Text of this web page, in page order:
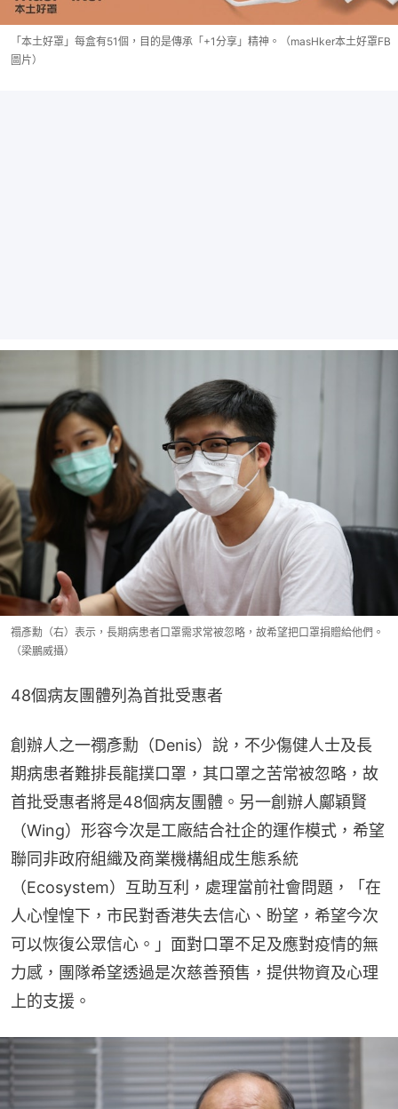
「本土好罩」每盒有51個，目的是傳承「+1分享」精神。（masHker本土好罩FB
圖片）
禤彥勳（右）表示，長期病患者口罩需求常被忽略，故希望把口罩捐贈給他們。
（梁鵬威攝）
48個病友團體列為首批受惠者
創辦人之一禤彥勳（Denis）說，不少傷健人士及長
期病患者難排長龍撲口罩，其口罩之苦常被忽略，故
首批受惠者將是48個病友團體。另一創辦人鄺穎賢
（Wing）形容今次是工廠結合社企的運作模式，希望
聯同非政府組織及商業機構組成生態系統
（Ecosystem）互助互利，處理當前社會問題，「在
人心惶惶下，市民對香港失去信心、盼望，希望今次
可以恢復公眾信心。」面對口罩不足及應對疫情的無
力感，團隊希望透過是次慈善預售，提供物資及心理
上的支援。